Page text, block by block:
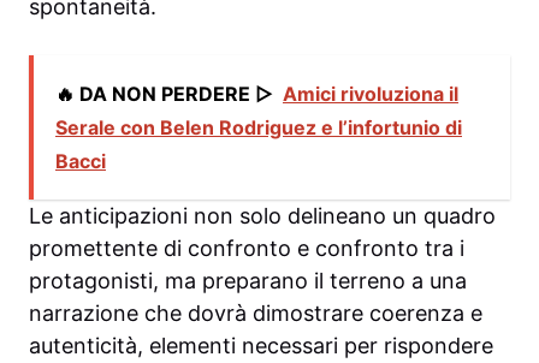
spontaneità.
🔥 DA NON PERDERE ▷ Amici rivoluziona il
Serale con Belen Rodriguez e l’infortunio di
Bacci
Le anticipazioni non solo delineano un quadro
promettente di confronto e confronto tra i
protagonisti, ma preparano il terreno a una
narrazione che dovrà dimostrare coerenza e
autenticità, elementi necessari per rispondere